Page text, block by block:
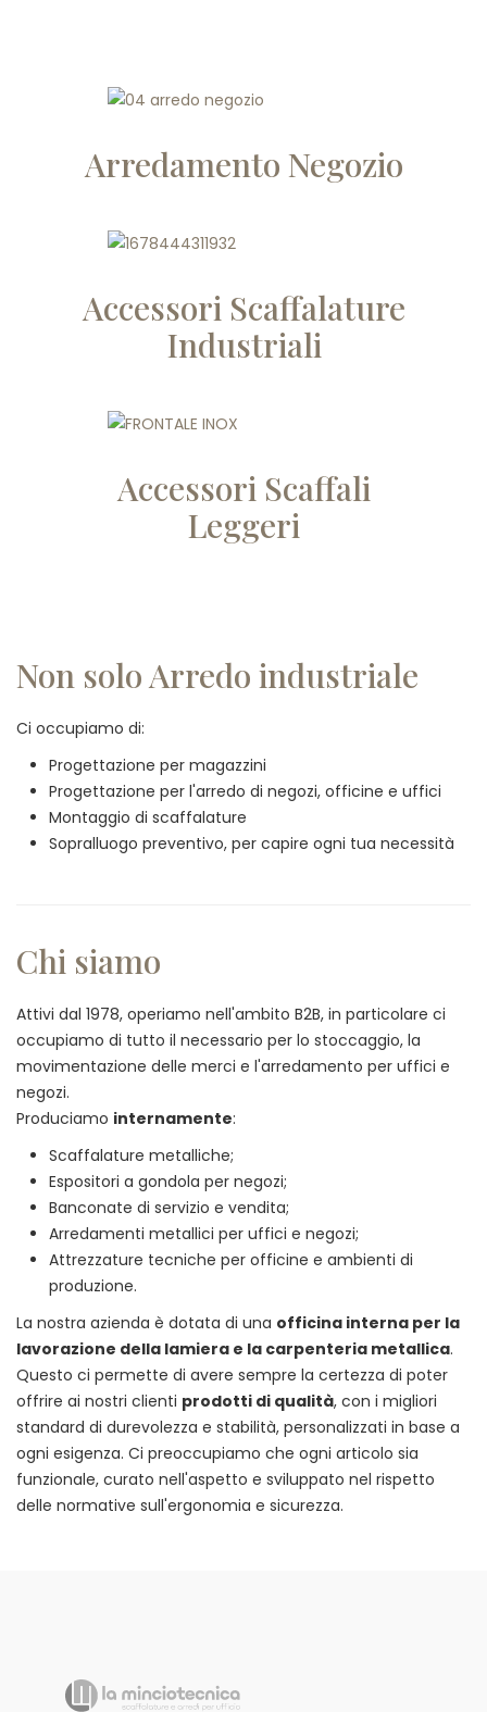
Arredamento Negozio
Accessori Scaffalature
Industriali
Accessori Scaffali
Leggeri
Non solo Arredo industriale
Ci occupiamo di:
Progettazione per magazzini
Progettazione per l'arredo di negozi, officine e uffici
Montaggio di scaffalature
Sopralluogo preventivo, per capire ogni tua necessità
Chi siamo
Attivi dal 1978, operiamo nell'ambito B2B, in particolare ci
occupiamo di tutto il necessario per lo stoccaggio, la
movimentazione delle merci e l'arredamento per uffici e
negozi.
Produciamo internamente:
Scaffalature metalliche;
Espositori a gondola per negozi;
Banconate di servizio e vendita;
Arredamenti metallici per uffici e negozi;
Attrezzature tecniche per officine e ambienti di
produzione.
La nostra azienda è dotata di una officina interna per la
lavorazione della lamiera e la carpenteria metallica.
Questo ci permette di avere sempre la certezza di poter
offrire ai nostri clienti prodotti di qualità, con i migliori
standard di durevolezza e stabilità, personalizzati in base a
ogni esigenza. Ci preoccupiamo che ogni articolo sia
funzionale, curato nell'aspetto e sviluppato nel rispetto
delle normative sull'ergonomia e sicurezza.